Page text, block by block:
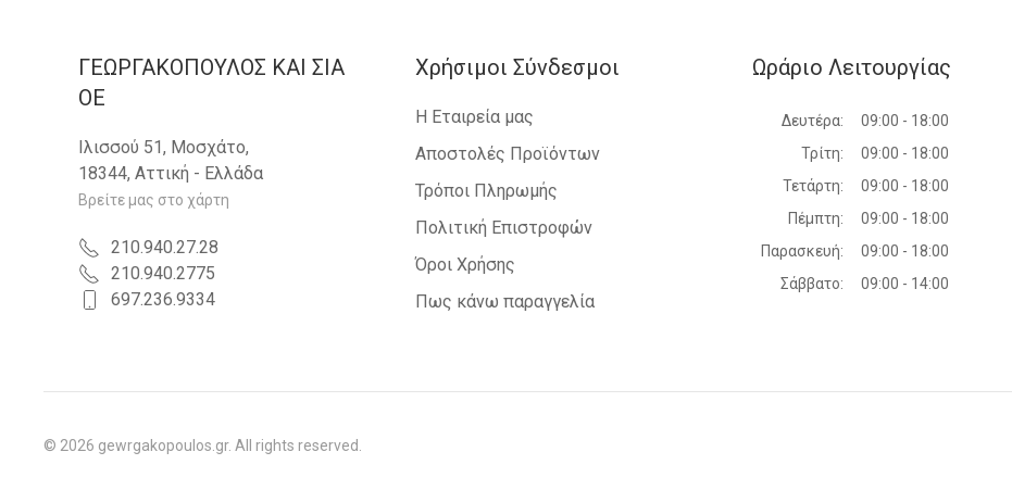
ΓΕΩΡΓΑΚΟΠΟΥΛΟΣ KAI ΣΙΑ
OE
Ιλισσού 51, Μοσχάτο,
18344, Αττική - Ελλάδα
Βρείτε μας στο χάρτη
210.940.27.28
210.940.2775
697.236.9334
Χρήσιμοι Σύνδεσμοι
Η Εταιρεία μας
Αποστολές Προϊόντων
Τρόποι Πληρωμής
Πολιτική Επιστροφών
Όροι Χρήσης
Πως κάνω παραγγελία
Ωράριο Λειτουργίας
Δευτέρα:
09:00 - 18:00
Τρίτη:
09:00 - 18:00
Τετάρτη:
09:00 - 18:00
Πέμπτη:
09:00 - 18:00
Παρασκευή:
09:00 - 18:00
Σάββατο:
09:00 - 14:00
© 2026 gewrgakopoulos.gr. All rights reserved.